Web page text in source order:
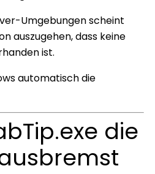
Umgebungen scheint
auszugehen, dass keine
ist.
automatisch die
die